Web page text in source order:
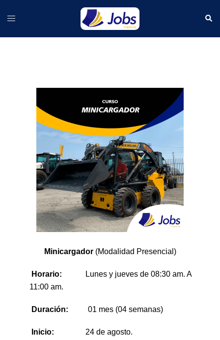
Minicargador (Modalidad Presencial)
Horario:
Lunes y jueves de 08:30 am. A
11:00 am.
Duración: 01 mes (04 semanas)
Inicio: 24 de agosto.